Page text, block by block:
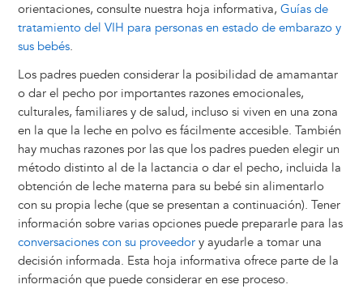
orientaciones, consulte nuestra hoja informativa, Guías de
tratamiento del VIH para personas en estado de embarazo y
sus bebés.
Los padres pueden considerar la posibilidad de amamantar
o dar el pecho por importantes razones emocionales,
culturales, familiares y de salud, incluso si viven en una zona
en la que la leche en polvo es fácilmente accesible. También
hay muchas razones por las que los padres pueden elegir un
método distinto al de la lactancia o dar el pecho, incluida la
obtención de leche materna para su bebé sin alimentarlo
con su propia leche (que se presentan a continuación). Tener
información sobre varias opciones puede prepararle para las
conversaciones con su proveedory ayudarle a tomar una
decisión informada. Esta hoja informativa ofrece parte de la
información que puede considerar en ese proceso.